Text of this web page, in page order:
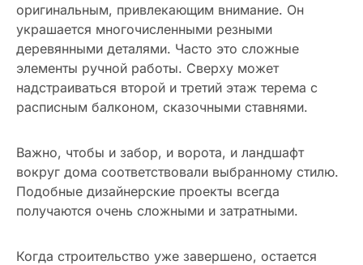
оригинальным, привлекающим внимание. Он
украшается многочисленными резными
деревянными деталями. Часто это сложные
элементы ручной работы. Сверху может
надстраиваться второй и третий этаж терема с
расписным балконом, сказочными ставнями.
Важно, чтобы и забор, и ворота, и ландшафт
вокруг дома соответствовали выбранному стилю.
Подобные дизайнерские проекты всегда
получаются очень сложными и затратными.
Когда строительство уже завершено, остается